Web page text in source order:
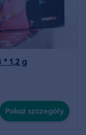
1,2 g
Pokaż szczegóły